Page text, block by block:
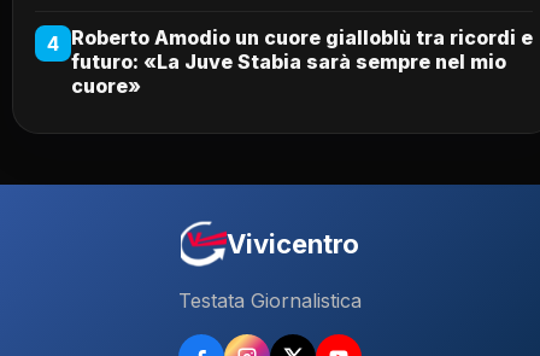
4 Roberto Amodio un cuore gialloblù tra ricordi e
futuro: «La Juve Stabia sarà sempre nel mio
cuore»
Vivicentro
Testata Giornalistica